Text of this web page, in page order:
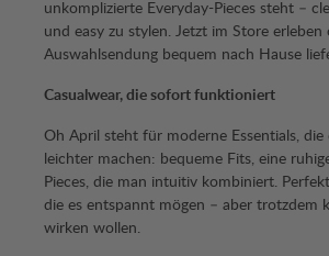
unkomplizierte Everyday-Pieces steht –
und easy zu stylen. Jetzt im Store erleben
Auswahlsendung bequem nach Hause
Casualwear, die sofort funktioniert
Oh April steht für moderne Essentials, die
leichter machen: bequeme Fits, eine
Pieces, die man intuitiv kombiniert.
die es entspannt mögen – aber trotzdem
wirken wollen.